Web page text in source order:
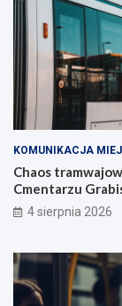
KOMUNIKACJA
Chaos
Cmentarzu
4 sierpnia 2026